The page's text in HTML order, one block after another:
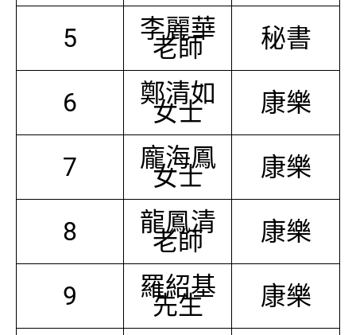
5 李麗華
老師 秘書
6 鄭清如
女士 康樂
7 龐海鳳
女士 康樂
8 龍鳳清
老師 康樂
9 羅紹基
先生 康樂